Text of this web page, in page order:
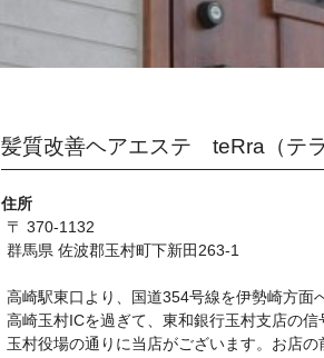
髪質改善ヘアエステ teRra（テラ
住所
〒 370-1132
群馬県 佐波郡玉村町下新田263-1
高崎駅東口より、国道354号線を伊勢崎方面
高崎玉村ICを過ぎて、東和銀行玉村支店の信
玉村役場の通りに当店がございます。お店の